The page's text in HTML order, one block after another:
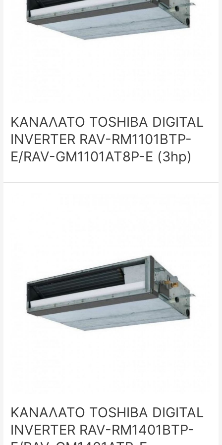
ΚΑΝΑΛΑΤΟ TOSHIBA DIGITAL
INVERTER RAV-RM1101BTP-
E/RAV-GM1101AT8P-E (3hp)
ΚΑΝΑΛΑΤΟ TOSHIBA DIGITAL
INVERTER RAV-RM1401BTP-